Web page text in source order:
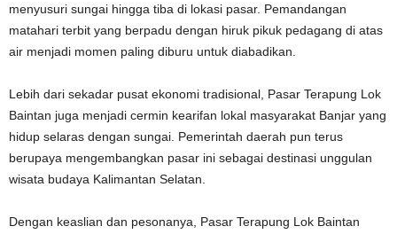
menyusuri sungai hingga tiba di lokasi pasar. Pemandangan
matahari terbit yang berpadu dengan hiruk pikuk pedagang di atas
air menjadi momen paling diburu untuk diabadikan.
Lebih dari sekadar pusat ekonomi tradisional, Pasar Terapung Lok
Baintan juga menjadi cermin kearifan lokal masyarakat Banjar yang
hidup selaras dengan sungai. Pemerintah daerah pun terus
berupaya mengembangkan pasar ini sebagai destinasi unggulan
wisata budaya Kalimantan Selatan.
Dengan keaslian dan pesonanya, Pasar Terapung Lok Baintan